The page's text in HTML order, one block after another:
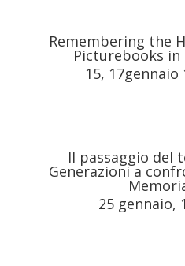
Remembering the
Picturebooks in
15, 17gennaio
Il passaggio del
Generazioni a
25 gennaio,